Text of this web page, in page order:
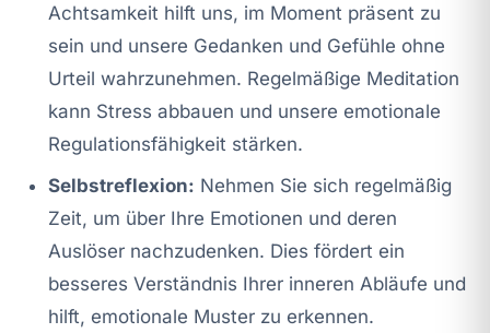
Achtsamkeit hilft uns, im Moment präsent zu
sein und unsere Gedanken und Gefühle ohne
Urteil wahrzunehmen. Regelmäßige Meditation
kann Stress abbauen und unsere emotionale
Regulationsfähigkeit stärken.
Selbstreflexion: Nehmen Sie sich regelmäßig
Zeit, um über Ihre Emotionen und deren
Auslöser nachzudenken. Dies fördert ein
besseres Verständnis Ihrer inneren Abläufe und
hilft, emotionale Muster zu erkennen.